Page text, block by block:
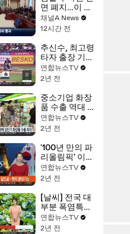
면 폐지…이 대
통령 “경찰 명
백한 비위엔 해
채널A News
12시간 전
추신수, 최고령
타자 출장 기
록…KIA 8연승
연합뉴스TV
2년 전
중소기업 화장
품 수출 역대 최
대…정부, K뷰
티 본격 지원
연합뉴스TV
2년 전
'100년 만의 파
리올림픽' 이틀
앞으로…파리
분위기는
연합뉴스TV
2년 전
[날씨] 전국 대
부분 폭염특
보…무더위 속
강한 소나기
연합뉴스TV
2년 전